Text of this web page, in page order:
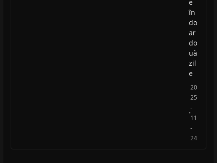
e
în
do
ar
do
uă
zil
e
20
25
-
11
-
24